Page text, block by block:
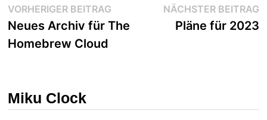
Beitragsnavigation
VORHERIGER BEITRAGVorheriger
Beitrag:
Neues Archiv für The
Homebrew Cloud
NÄCHSTER BEITRAG
Pläne für 2023
Miku Clock